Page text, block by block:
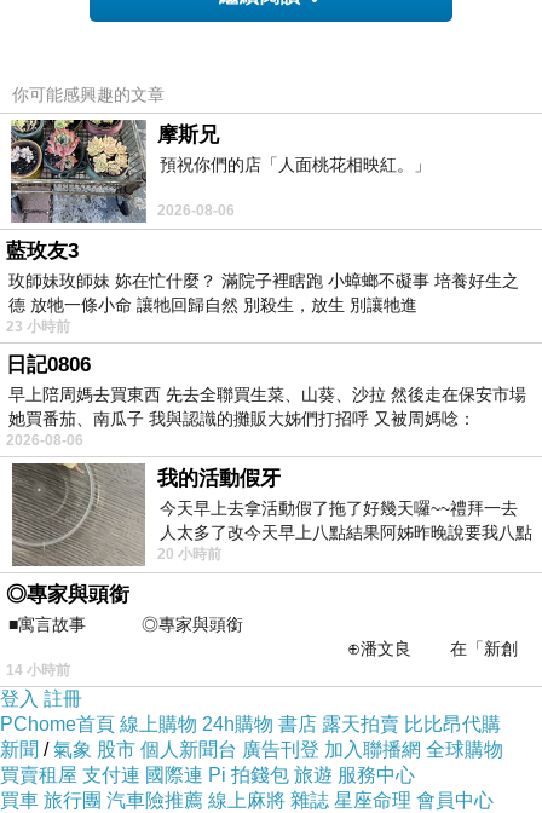
你可能感興趣的文章
摩斯兄
預祝你們的店「人面桃花相映紅。」
2026-08-06
藍玫友3
玫師妹玫師妹 妳在忙什麼？ 滿院子裡瞎跑 小蟑螂不礙事 培養好生之
德 放牠一條小命 讓牠回歸自然 別殺生，放生 別讓牠進
23 小時前
日記0806
早上陪周媽去買東西 先去全聯買生菜、山葵、沙拉 然後走在保安市場
她買番茄、南瓜子 我與認識的攤販大姊們打招呼 又被周媽唸：
2026-08-06
我的活動假牙
今天早上去拿活動假了拖了好幾天囉~~禮拜一去
人太多了改今天早上八點結果阿姊昨晚說要我八點
去西螺農會~回到莿桐都8點半多了
20 小時前
◎專家與頭銜
■寓言故事 ◎專家與頭銜
⊕潘文良 在「新創
之谷」裡——
14 小時前
登入 註冊
PChome首頁 線上購物 24h購物 書店 露天拍賣 比比昂代購
新聞 /氣象 股市 個人新聞台 廣告刊登 加入聯播網 全球購物
買賣租屋 支付連 國際連 Pi 拍錢包 旅遊 服務中心
買車 旅行團 汽車險推薦 線上麻將 雜誌 星座命理 會員中心